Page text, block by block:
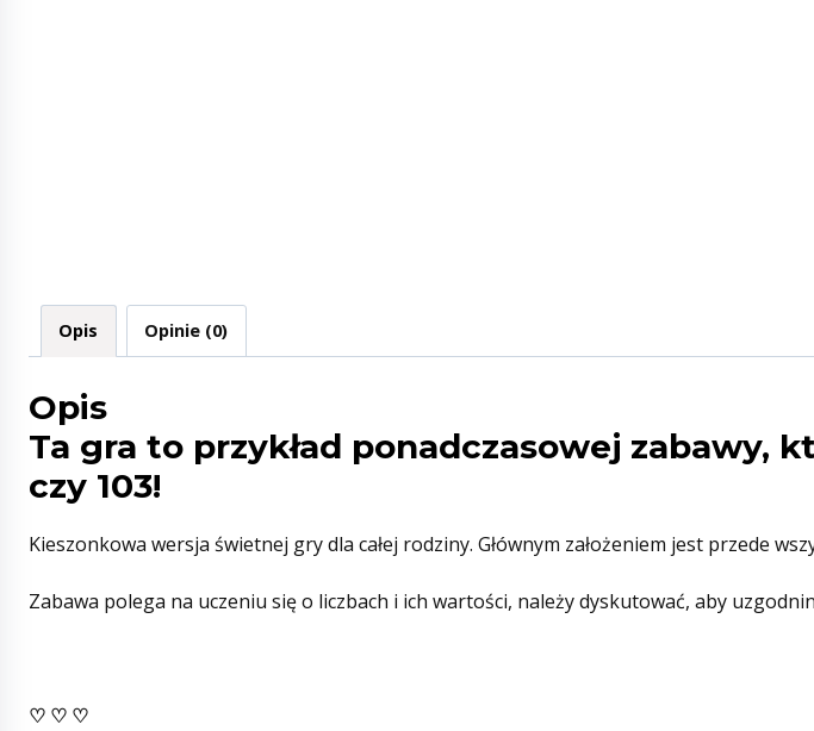
Opis Opinie (0)
Opis
Ta gra to przykład ponadczasowej zabawy,
czy 103!
Kieszonkowa wersja świetnej gry dla całej rodziny. Głównym założeniem jest przede
Zabawa polega na uczeniu się o liczbach i ich wartości, należy dyskutować, aby
♡ ♡ ♡